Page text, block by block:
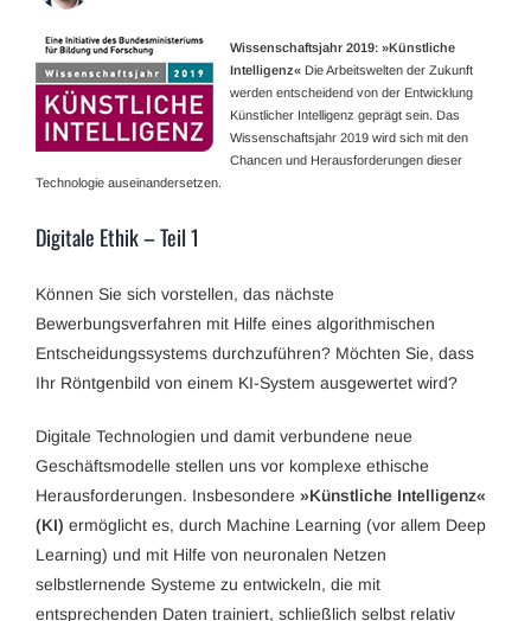
Wissenschafts­jahr 2019: »Künstliche
Intelligenz« Die Arbeitswelten der Zukunft
werden entscheidend von der Entwicklung
Künstlicher Intelligenz geprägt sein. Das
Wissenschaftsjahr 2019 wird sich mit den
Chancen und Herausforderungen dieser
Technologie auseinandersetzen.
Digitale Ethik – Teil 1
Können Sie sich vorstellen, das nächste
Bewerbungsverfahren mit Hilfe eines algorithmischen
Entscheidungssystems durchzuführen? Möchten Sie, dass
Ihr Röntgenbild von einem KI-System ausgewertet wird?
Digitale Technologien und damit verbundene neue
Geschäftsmodelle stellen uns vor komplexe ethische
Herausforderungen. Insbesondere »Künstliche Intelligenz«
(KI) ermöglicht es, durch Machine Learning (vor allem Deep
Learning) und mit Hilfe von neuronalen Netzen
selbstlernende Systeme zu entwickeln, die mit
entsprechenden Daten trainiert, schließlich selbst relativ